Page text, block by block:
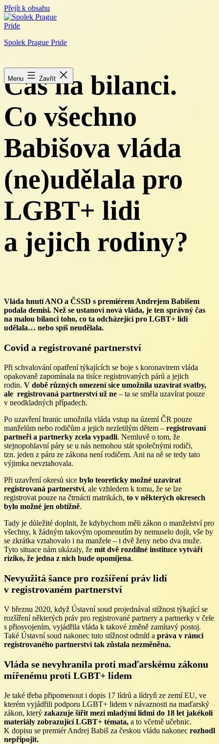
Přejít k obsahu
Spolek Prague Pride
Menu Zavřít
Čas na bilanci.
Co všechno
Babišova vláda
(ne)udělala pro
LGBT+ lidi
a jejich rodiny?
Vláda hnutí ANO a ČSSD s premiérem Andrejem Babišem
podala demisi. Než se ustanoví nová vláda, je ten správný čas
na malou bilanci toho, co ta odcházející pro LGBT+ lidi
udělala… nebo spíš neudělala.
Covid a registrované partnerství
Při schvalování opatření týkajících se boje s koronavirem vláda
opakovaně zapomínala na tisíce registrovaných párů a jejich
rodin. V době různých omezení sice umožnila uzavírat svatby,
ale registrovaná partnerství už ne – ta se směla uzavírat pouze
v neodkladných případech.
Po uzavření hranic umožnila vláda vstup na území ČR pouze
manželům nebo rodičům a jejich nezletilým dětem – registrovaní
partneři a partnerky zcela vypadli. Nemluvě o tom, že
stejnopohlavní páry se u nás nemohou stát společnými rodiči,
tzn. jeden z páru ze zákona není rodičem. Ani na ně se tedy tato
výjimka nevztahovala.
Při uzavření okresů sice bylo teoreticky možné uzavírat
registrovaná partnerství, ale vzhledem k tomu, že se lze
registrovat pouze na čtrnácti matrikách, to v některých okresech
bylo možné jen obtížně.
Tady je důležité doplnit, že kdybychom měli zákon o manželství pro
všechny, k žádným takovým opomenutím by nemuselo dojít, vše by
se zkrátka vztahovalo i na manžele – i dvě ženy nebo dva muže.
Tyto situace nám ukázaly, že mít dvě rozdílné instituce vytváří
riziko, že jedna z nich bude opomíjena.
Nevyužitá šance pro rozšíření práv lidí
v registrovaném partnerství
V březnu 2020, když Ústavní soud projednával stížnost týkající se
rozšíření některých práv pro registrované partnery a partnerky v čele
s přiosvojením, vyjádřila vláda k takové změně zamítavý postoj.
Také Ústavní soud nakonec tuto stížnost odmítl a práva v rámci
registrovaného partnerství tak zůstala nezměněna.
Vláda se nevyhranila proti maďarskému zákonu
mířenému proti LGBT+ lidem
Je také třeba připomenout i dopis 17 lídrů a lídryň ze zemí EU, ve
kterém vyjádřili podporu LGBT+ lidem v návaznosti na maďarský
zákon, který zakazuje šířit mezi mladými lidmi do 18 let jakékoli
materiály zobrazující LGBT+ témata, a to včetně učebnic.
K dopisu se premiér Andrej Babiš za českou vládu nakonec rozhodl
nepřipojit.